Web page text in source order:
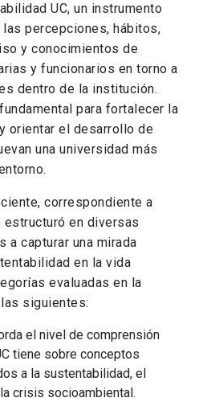
UC, un instrumento
percepciones, hábitos,
y conocimientos de
y funcionarios en torno a
dentro de la institución.
para fortalecer la
orientar el desarrollo de
una universidad más
correspondiente a
en diversas
a capturar una mirada
en la vida
evaluadas en la
siguientes:
el nivel de comprensión
tiene sobre conceptos
a la sustentabilidad, el
crisis socioambiental.